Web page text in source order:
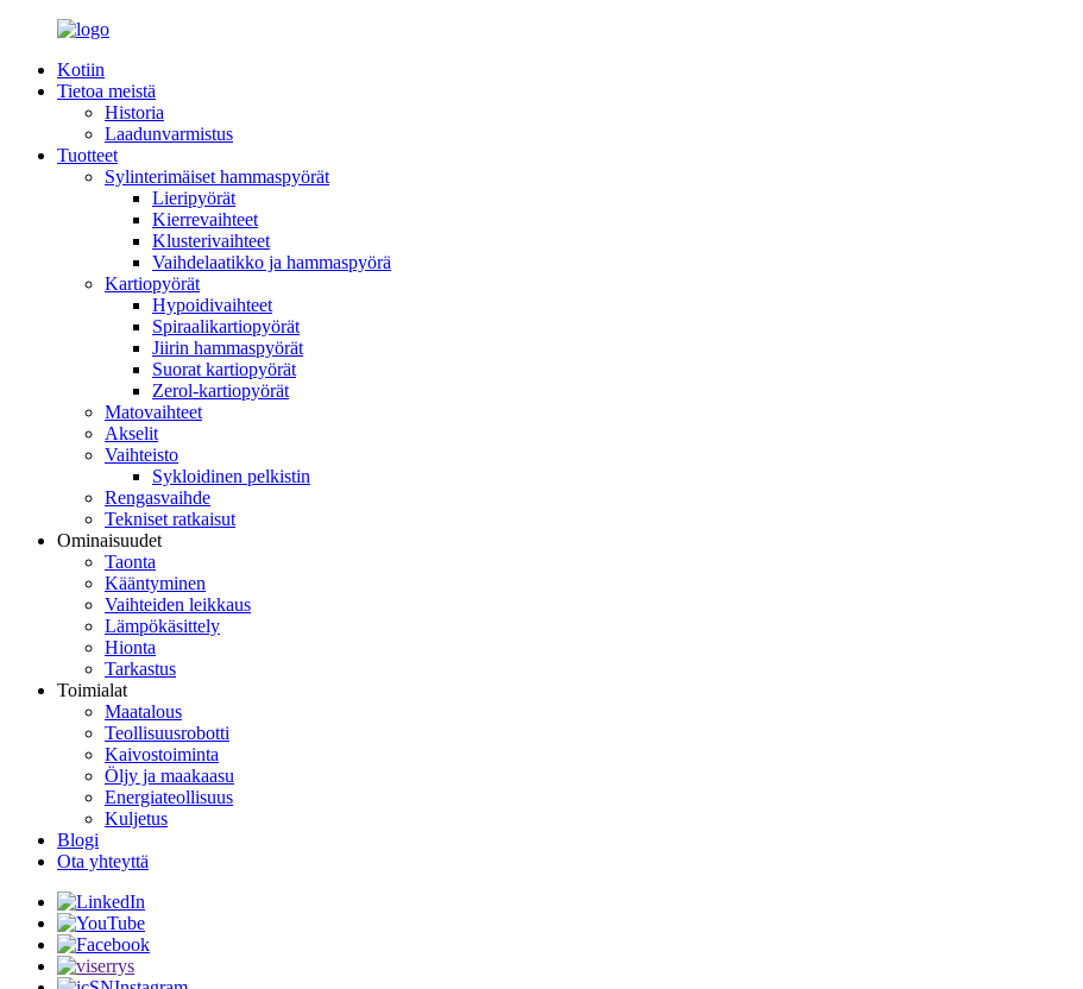
Kotiin
Tietoa meistä
Historia
Laadunvarmistus
Tuotteet
Sylinterimäiset hammaspyörät
Lieripyörät
Kierrevaihteet
Klusterivaihteet
Vaihdelaatikko ja hammaspyörä
Kartiopyörät
Hypoidivaihteet
Spiraalikartiopyörät
Jiirin hammaspyörät
Suorat kartiopyörät
Zerol-kartiopyörät
Matovaihteet
Akselit
Vaihteisto
Sykloidinen pelkistin
Rengasvaihde
Tekniset ratkaisut
Ominaisuudet
Taonta
Kääntyminen
Vaihteiden leikkaus
Lämpökäsittely
Hionta
Tarkastus
Toimialat
Maatalous
Teollisuusrobotti
Kaivostoiminta
Öljy ja maakaasu
Energiateollisuus
Kuljetus
Blogi
Ota yhteyttä